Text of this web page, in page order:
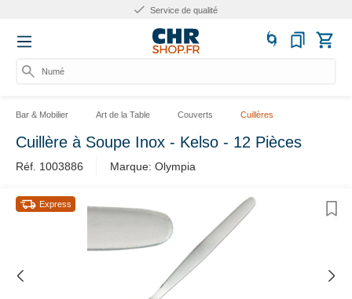
Service de qualité
Numéro
Bar & Mobilier Art de la Table Couverts Cuillères
Cuillère à Soupe Inox - Kelso - 12 Pièces
Réf. 1003886 Marque: Olympia
Express